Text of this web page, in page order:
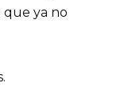
ya no